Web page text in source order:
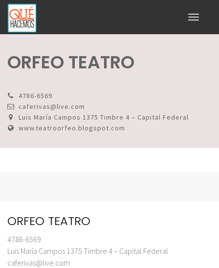
Toggle
ORFEO TEATRO
4786-6569
caferivas@live.com
Luis María Campos 1375 Timbre 4 – Capital Federal
www.teatroorfeo.blogspot.com
ORFEO TEATRO
4786-6569
Luis María Campos 1375 Timbre 4 – Capital Federal
caferivas@live.com